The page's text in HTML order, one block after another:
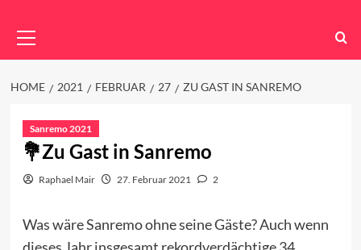
Menu
HOME 2021 FEBRUAR 27 ZU GAST IN SANREMO
Sanremo 2021
Zu Gast in Sanremo
Raphael Mair 27. Februar 2021 2
Was wäre Sanremo ohne seine Gäste? Auch wenn